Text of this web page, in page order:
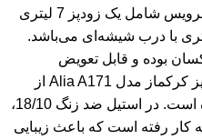
پارچه برند کرکماز می‌باشد. این سرویس شامل یک زودپز 7 لیتری
مخصوص و یک قابلمه 4 لیتری با درب شیشه‌ای می‌باشد.
بوده و قابل تعویض
می‌باشند. جنس بدنه سرویس زودپز کرکماز مدل Alia A171 از
استیل ضد زنگ 18/10 ساخته شده است. در استیل ضد زنگ 18/10،
درصد نیکل به کار رفته است که باعث زیبایی